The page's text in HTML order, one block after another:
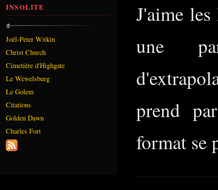
INSOLITE
Joël-Peter Witkin
Christ Church
Cimetière d'Highgate
Le Wewelsburg
Le Golem
Citations
Golden Dawn
Charles Fort
J'aime
une
prend
format se